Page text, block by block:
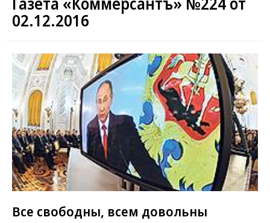
02.12.2016
Все свободны, всем довольны